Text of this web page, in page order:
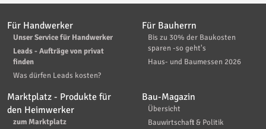
Für Handwerker
Unser Service für Handwerker
Leads - Aufträge von privat
finden
Was dürfen Leads kosten?
Für Bauherrn
Bis zu 30% der Baukosten
sparen -so geht's
Haus- und Baumessen 2026
Marktplatz - Produkte für
den Heimwerker
zum Marktplatz
Bau-Magazin
Übersicht
Bauwirtschaft & Politik